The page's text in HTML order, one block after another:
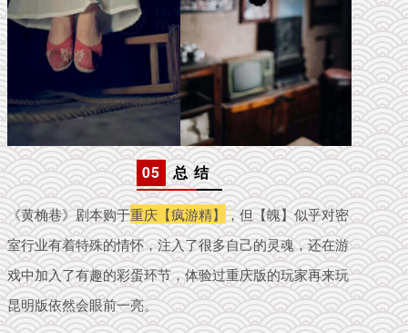
05 总 结
《黄桷巷》剧本购于重庆【疯游精】 ，但【魄】似乎对密
室行业有着特殊的情怀，注入了很多自己的灵魂，还在游
戏中加入了有趣的彩蛋环节，体验过重庆版的玩家再来玩
昆明版依然会眼前一亮。